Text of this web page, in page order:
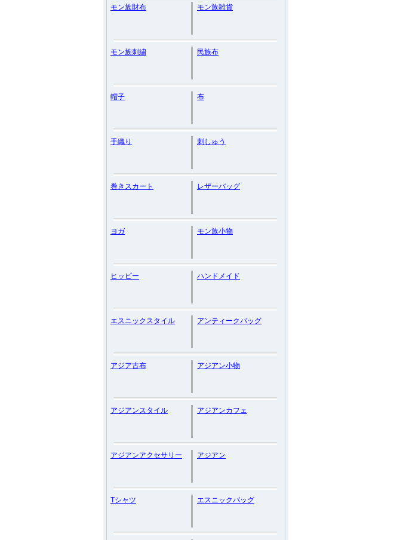
モン族財布 モン族雑貨
モン族刺繍 民族布
帽子 布
手織り 刺しゅう
巻きスカート レザーバッグ
ヨガ モン族小物
ヒッピー ハンドメイド
エスニックスタイル アンティークバッグ
アジア古布 アジアン小物
アジアンスタイル アジアンカフェ
アジアンアクセサリー アジアン
Tシャツ エスニックバッグ